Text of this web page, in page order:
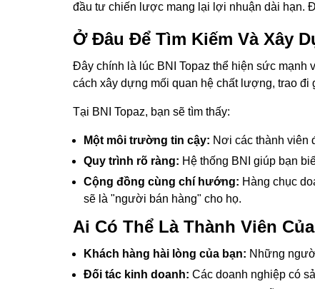
đầu tư chiến lược mang lại lợi nhuận dài hạn.
Ở Đâu Để Tìm Kiếm Và Xây
Đây chính là lúc BNI Topaz thể hiện sức mạnh
cách xây dựng mối quan hệ chất lượng, trao
Tại BNI Topaz, bạn sẽ tìm thấy:
Một môi trường tin cậy: Nơi các thành viên
Quy trình rõ ràng: Hệ thống BNI giúp bạn
Cộng đồng cùng chí hướng: Hàng chục
sẽ là "người bán hàng" cho họ.
Ai Có Thể Là Thành Viên
Khách hàng hài lòng của bạn: Những
Đối tác kinh doanh: Các doanh nghiệp có